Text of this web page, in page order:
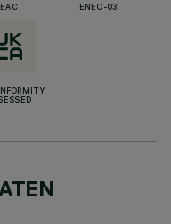
EAC ENEC-03